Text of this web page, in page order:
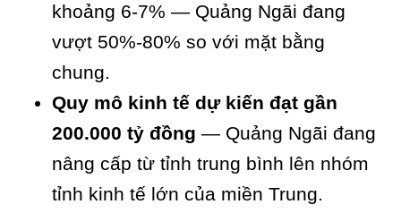
khoảng 6-7% — Quảng Ngãi đang
vượt 50%-80% so với mặt bằng
chung.
Quy mô kinh tế dự kiến đạt gần
200.000 tỷ đồng — Quảng Ngãi đang
nâng cấp từ tỉnh trung bình lên nhóm
tỉnh kinh tế lớn của miền Trung.